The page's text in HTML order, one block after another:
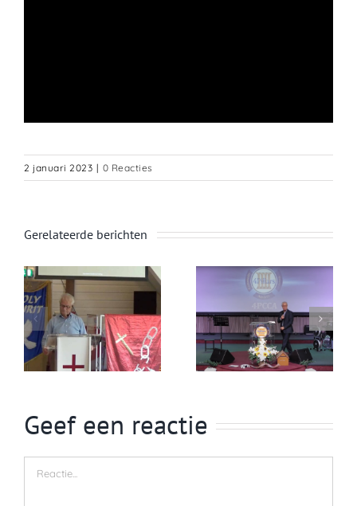
2 januari 2023 | 0 Reacties
Gerelateerde berichten
Geef een reactie
Reactie